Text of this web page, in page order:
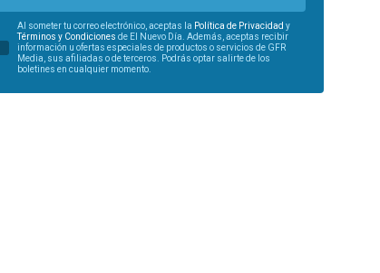
Al someter tu correo electrónico, aceptas la Política de Privacidad y
Términos y Condiciones de El Nuevo Día. Además, aceptas recibir
información u ofertas especiales de productos o servicios de GFR
Media, sus afiliadas o de terceros. Podrás optar salirte de los
boletines en cualquier momento.